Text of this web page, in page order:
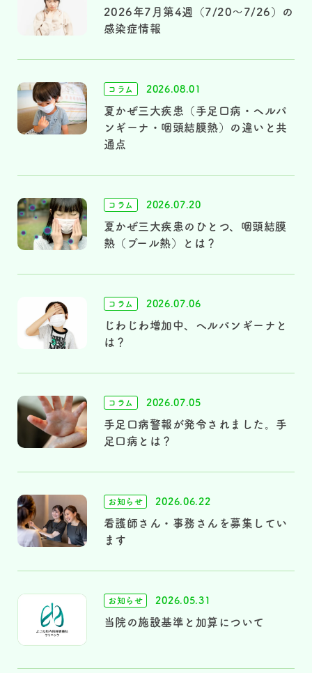
2026年7月第4週（7/20～7/26）の
感染症情報
コラム 2026.08.01
夏かぜ三大疾患（手足口病・ヘルパ
ンギーナ・咽頭結膜熱）の違いと共
通点
コラム 2026.07.20
夏かぜ三大疾患のひとつ、咽頭結膜
熱（プール熱）とは？
コラム 2026.07.06
じわじわ増加中、ヘルパンギーナと
は？
コラム 2026.07.05
手足口病警報が発令されました。手
足口病とは？
お知らせ 2026.06.22
看護師さん・事務さんを募集してい
ます
お知らせ 2026.05.31
当院の施設基準と加算について